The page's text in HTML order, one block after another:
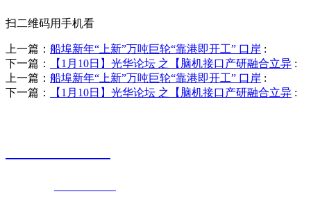
扫二维码用手机看
上一篇： 船埠新年“上新”万吨巨轮“靠港即开工” 口岸 :
下一篇：
【1月10日】光华论坛 之【脑机接口产研融合立异 :
上一篇： 船埠新年“上新”万吨巨轮“靠港即开工” 口岸 :
下一篇：
【1月10日】光华论坛 之【脑机接口产研融合立异 :